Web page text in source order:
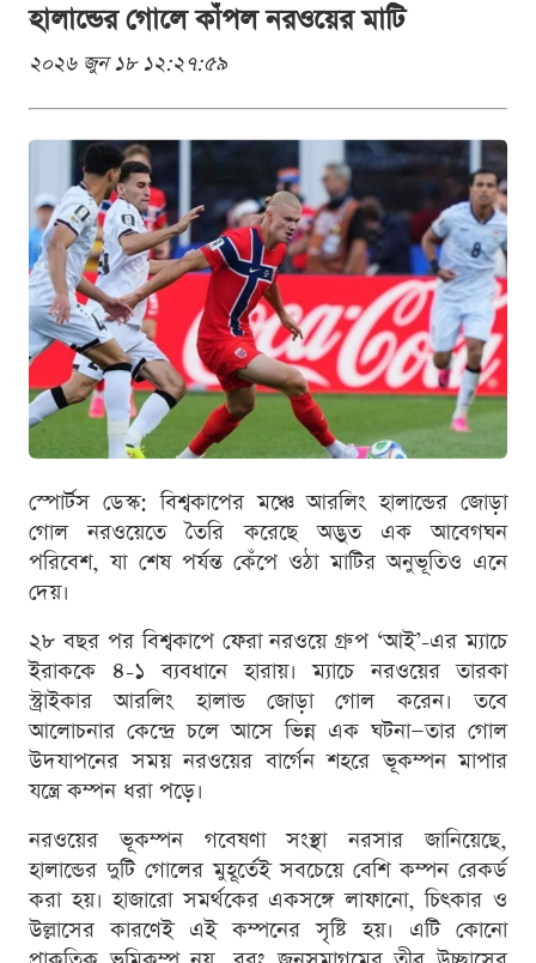
হালান্ডের গোলে কাঁপল নরওয়ের মাটি
২০২৬ জুন ১৮ ১২:২৭:৫৯
স্পোর্টস ডেস্ক: বিশ্বকাপের মঞ্চে আরলিং হালান্ডের জোড়া
গোল নরওয়েতে তৈরি করেছে অদ্ভুত এক আবেগঘন
পরিবেশ, যা শেষ পর্যন্ত কেঁপে ওঠা মাটির অনুভূতিও এনে
দেয়।
২৮ বছর পর বিশ্বকাপে ফেরা নরওয়ে গ্রুপ ‘আই’-এর ম্যাচে
ইরাককে ৪-১ ব্যবধানে হারায়। ম্যাচে নরওয়ের তারকা
স্ট্রাইকার আরলিং হালান্ড জোড়া গোল করেন। তবে
আলোচনার কেন্দ্রে চলে আসে ভিন্ন এক ঘটনা—তার গোল
উদযাপনের সময় নরওয়ের বার্গেন শহরে ভূকম্পন মাপার
যন্ত্রে কম্পন ধরা পড়ে।
নরওয়ের ভূকম্পন গবেষণা সংস্থা নরসার জানিয়েছে,
হালান্ডের দুটি গোলের মুহূর্তেই সবচেয়ে বেশি কম্পন রেকর্ড
করা হয়। হাজারো সমর্থকের একসঙ্গে লাফানো, চিৎকার ও
উল্লাসের কারণেই এই কম্পনের সৃষ্টি হয়। এটি কোনো